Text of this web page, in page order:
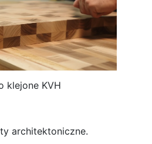
klejone KVH
architektoniczne.